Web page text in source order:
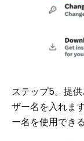
ステップ5。提
ザー名を入れま
ー名を使用でき